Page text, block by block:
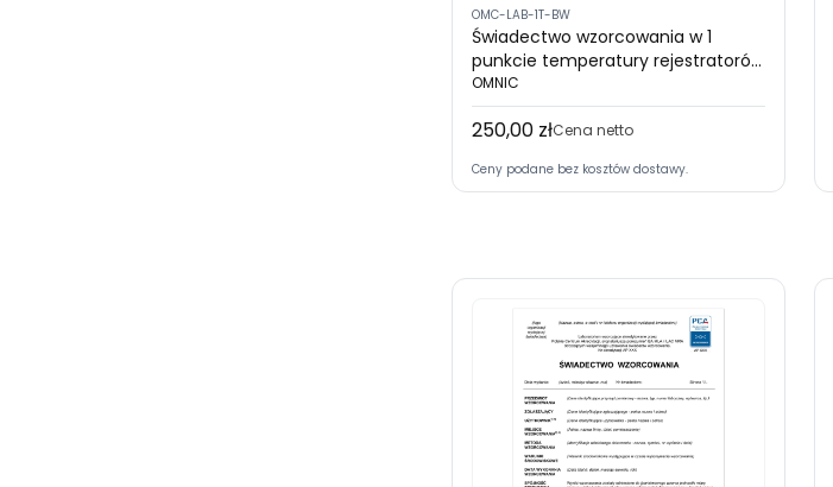
OMC-LAB-1T-BW
Świadectwo wzorcowania w 1
punkcie temperatury rejestratorów
bez wyświetlacza (akredytacja
PCA)
OMNIC
Cena
250,00 złCena netto
Ceny podane bez kosztów dostawy.